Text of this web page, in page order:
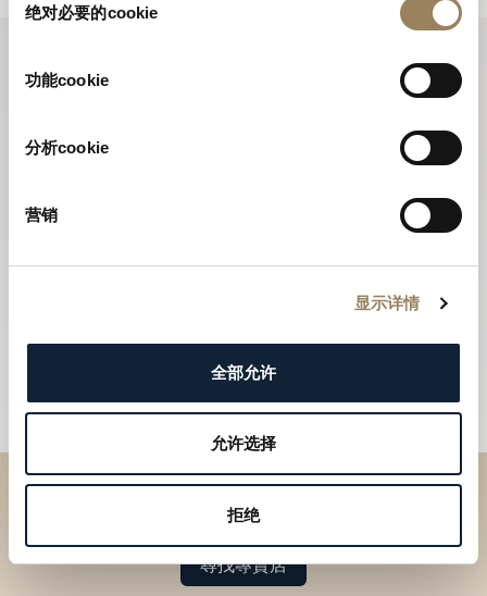
绝对必要的cookie
功能cookie
分析cookie
营销
显示详情
全部允许
允许选择
拒绝
於專賣店探索品牌系列作品
尋找專賣店